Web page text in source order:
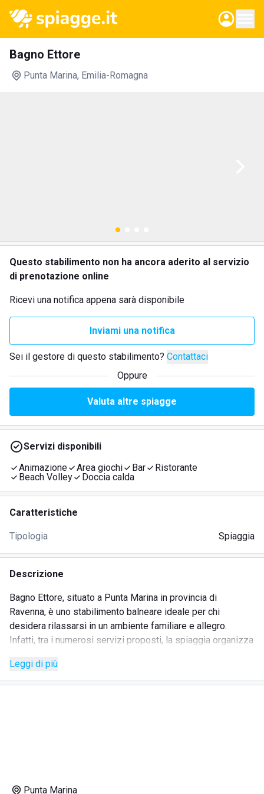
Bagno Ettore
Punta Marina, Emilia-Romagna
Questo stabilimento non ha ancora aderito al servizio
di prenotazione online
Ricevi una notifica appena sarà disponibile
Inviami una notifica
Sei il gestore di questo stabilimento? Contattaci
Oppure
Valuta altre spiagge
Servizi disponibili
Animazione
Area giochi Bar
Ristorante
Beach Volley
Doccia calda
Caratteristiche
Tipologia Spiaggia
Descrizione
Bagno Ettore, situato a Punta Marina in provincia di
Ravenna, è uno stabilimento balneare ideale per chi
desidera rilassarsi in un ambiente familiare e allegro.
Infatti, tra i numerosi servizi proposti, la spiaggia organizza
eventi di musica dal vivo e molto altro. Tutti i clienti di
Bagno Ettore possono riservare (giornalmente,
Leggi di più
Punta Marina